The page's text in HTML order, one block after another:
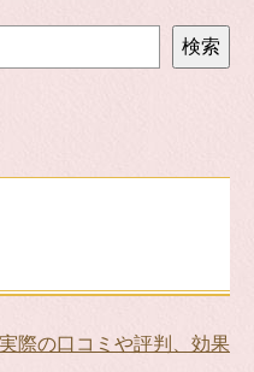
検索
際の口コミや評判、効果